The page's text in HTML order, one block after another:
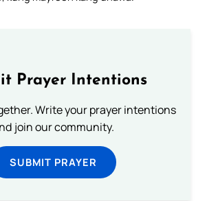
Prayer Intentions
Write your prayer intentions
join our community.
SUBMIT PRAYER